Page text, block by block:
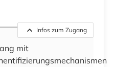
Infos zum Zugang
mit